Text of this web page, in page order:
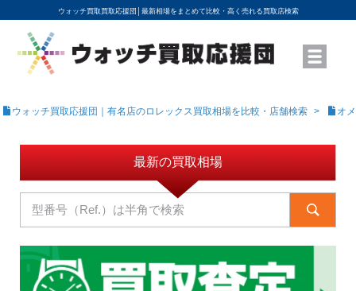
ウォッチ買取買取応援団│ 最新相場をまとめて比較・高く売れる買取店検索
YouTubeで動画を公開中
ROLEXモデル名から買取相場を調べる
高級時計ブランド名から買取相場を調べる
地域から買取店を探す
店舗名から買取店を探す
ブランド時計を高く売る方法
買取査定を依頼する
ウォッチ買取応援団｜有名店のロレックス買取相場を比較・店舗検索 オ
最新の買取相場